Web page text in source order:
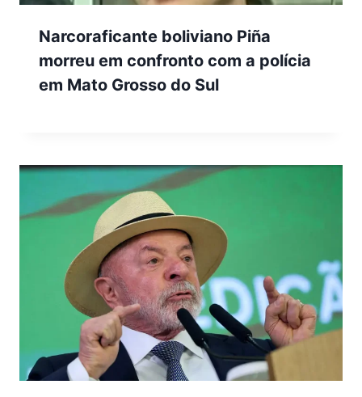
Narcoraficante boliviano Piña
morreu em confronto com a polícia
em Mato Grosso do Sul